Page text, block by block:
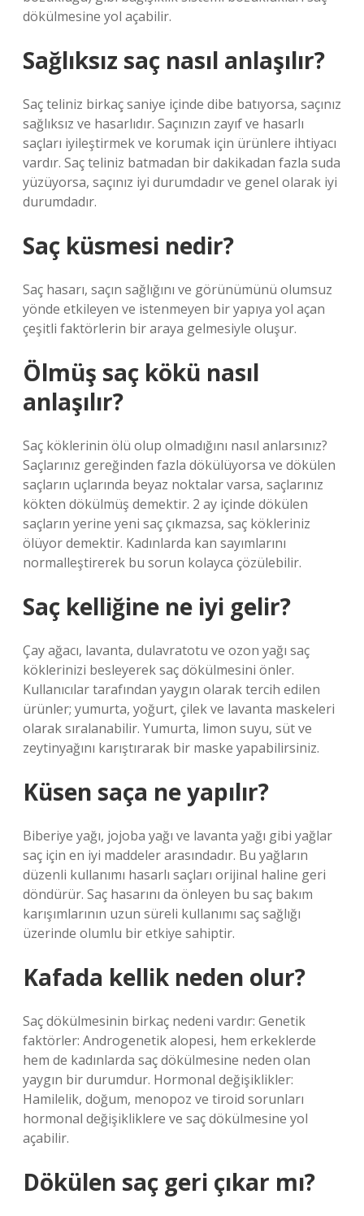
dökülmesine yol açabilir.
Sağlıksız saç nasıl anlaşılır?
Saç teliniz birkaç saniye içinde dibe batıyorsa, saçınız
sağlıksız ve hasarlıdır. Saçınızın zayıf ve hasarlı
saçları iyileştirmek ve korumak için ürünlere ihtiyacı
vardır. Saç teliniz batmadan bir dakikadan fazla suda
yüzüyorsa, saçınız iyi durumdadır ve genel olarak iyi
durumdadır.
Saç küsmesi nedir?
Saç hasarı, saçın sağlığını ve görünümünü olumsuz
yönde etkileyen ve istenmeyen bir yapıya yol açan
çeşitli faktörlerin bir araya gelmesiyle oluşur.
Ölmüş saç kökü nasıl
anlaşılır?
Saç köklerinin ölü olup olmadığını nasıl anlarsınız?
Saçlarınız gereğinden fazla dökülüyorsa ve dökülen
saçların uçlarında beyaz noktalar varsa, saçlarınız
kökten dökülmüş demektir. 2 ay içinde dökülen
saçların yerine yeni saç çıkmazsa, saç kökleriniz
ölüyor demektir. Kadınlarda kan sayımlarını
normalleştirerek bu sorun kolayca çözülebilir.
Saç kelliğine ne iyi gelir?
Çay ağacı, lavanta, dulavratotu ve ozon yağı saç
köklerinizi besleyerek saç dökülmesini önler.
Kullanıcılar tarafından yaygın olarak tercih edilen
ürünler; yumurta, yoğurt, çilek ve lavanta maskeleri
olarak sıralanabilir. Yumurta, limon suyu, süt ve
zeytinyağını karıştırarak bir maske yapabilirsiniz.
Küsen saça ne yapılır?
Biberiye yağı, jojoba yağı ve lavanta yağı gibi yağlar
saç için en iyi maddeler arasındadır. Bu yağların
düzenli kullanımı hasarlı saçları orijinal haline geri
döndürür. Saç hasarını da önleyen bu saç bakım
karışımlarının uzun süreli kullanımı saç sağlığı
üzerinde olumlu bir etkiye sahiptir.
Kafada kellik neden olur?
Saç dökülmesinin birkaç nedeni vardır: Genetik
faktörler: Androgenetik alopesi, hem erkeklerde
hem de kadınlarda saç dökülmesine neden olan
yaygın bir durumdur. Hormonal değişiklikler:
Hamilelik, doğum, menopoz ve tiroid sorunları
hormonal değişikliklere ve saç dökülmesine yol
açabilir.
Dökülen saç geri çıkar mı?